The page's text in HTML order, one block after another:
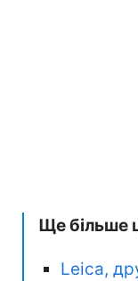
Ще більше
Leica,